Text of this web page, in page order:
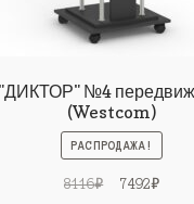
№4
(Westcom)
РАСПРОДАЖА!
8116₽ 7492₽